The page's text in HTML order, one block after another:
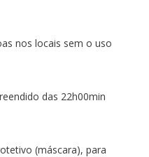
nos locais sem o uso
das 22h00min
(máscara), para